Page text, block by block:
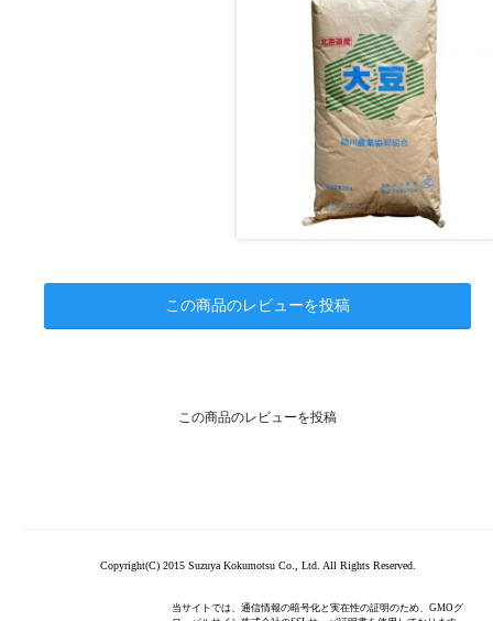
この商品のレビューを投稿
この商品のレビューを投稿
Copyright(C) 2015 Suzuya Kokumotsu Co., Ltd. All Rights Reserved.
当サイトでは、通信情報の暗号化と実在性の証明のため、GMOグ